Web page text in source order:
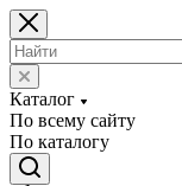
Каталог
По всему сайту
По каталогу